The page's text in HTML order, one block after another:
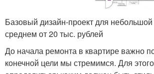
Базовый дизайн-проект для небольшой
среднем от 20 тыс. рублей
До начала ремонта в квартире важно
конечной цели мы стремимся. Для